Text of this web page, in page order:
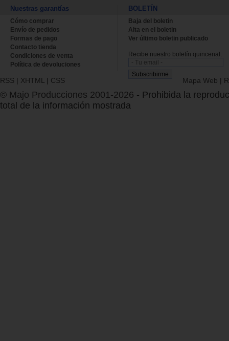
Nuestras garantías
Cómo comprar
Envío de pedidos
Formas de pago
Contacto tienda
Condiciones de venta
Política de devoluciones
BOLETÍN
Baja del boletin
Alta en el boletin
Ver último boletin publicado
Recibe nuestro boletín quincenal.
RSS | XHTML | CSS Mapa Web |
© Majo Producciones 2001-2026 - Prohibida la
total de la información mostrada